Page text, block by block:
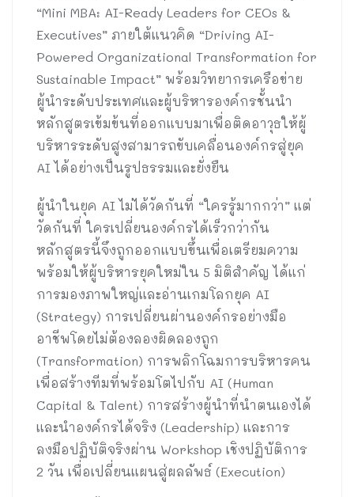
“Mini MBA: AI-Ready Leaders for CEOs &
Executives” ภายใต้แนวคิด “Driving AI-
Powered Organizational Transformation for
Sustainable Impact” พร้อมวิทยากรเครือข่าย
ผู้นำระดับประเทศและผู้บริหารองค์กรชั้นนำ
หลักสูตรเข้มข้นที่ออกแบบมาเพื่อติดอาวุธให้ผู้
บริหารระดับสูงสามารถขับเคลื่อนองค์กรสู่ยุค
AI ได้อย่างเป็นรูปธรรมและยั่งยืน
ผู้นำในยุค AI ไม่ได้วัดกันที่ “ใครรู้มากกว่า” แต่
วัดกันที่ ใครเปลี่ยนองค์กรได้เร็วกว่ากัน
หลักสูตรนี้จึงถูกออกแบบขึ้นเพื่อเตรียมความ
พร้อมให้ผู้บริหารยุคใหม่ใน 5 มิติสำคัญ ได้แก่
การมองภาพใหญ่และอ่านเกมโลกยุค AI
(Strategy) การเปลี่ยนผ่านองค์กรอย่างมือ
อาชีพโดยไม่ต้องลองผิดลองถูก
(Transformation) การพลิกโฉมการบริหารคน
เพื่อสร้างทีมที่พร้อมโตไปกับ AI (Human
Capital & Talent) การสร้างผู้นำที่นำตนเองได้
และนำองค์กรได้จริง (Leadership) และการ
ลงมือปฏิบัติจริงผ่าน Workshop เชิงปฏิบัติการ
2 วัน เพื่อเปลี่ยนแผนสู่ผลลัพธ์ (Execution)